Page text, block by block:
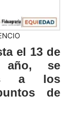
el 13 de
año, se
a los
de